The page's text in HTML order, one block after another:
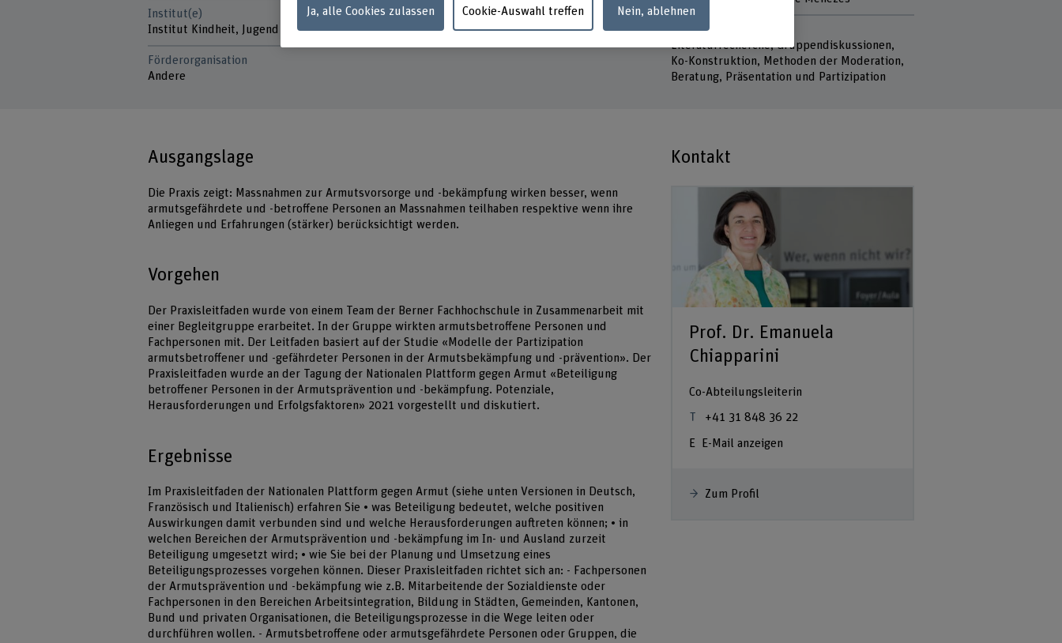
Institut(e)
Institut Kindheit, Jugend und Familie
Förderorganisation
Andere
Projektleitung
Prof. Dr. Emanuela Chiapparini
Schlüsselwörter
Literaturrecherche, Gruppendiskussionen,
Ko-Konstruktion, Methoden der Moderation,
Beratung, Präsentation und Partizipation
Ausgangslage
Die Praxis zeigt: Massnahmen zur Armutsvorsorge und -bekämpfung wirken besser, wenn
armutsgefährdete und -betroffene Personen an Massnahmen teilhaben respektive wenn ihre
Anliegen und Erfahrungen (stärker) berücksichtigt werden.
Vorgehen
Der Praxisleitfaden wurde von einem Team der Berner Fachhochschule in Zusammenarbeit mit
einer Begleitgruppe erarbeitet. In der Gruppe wirkten armutsbetroffene Personen und
Fachpersonen mit. Der Leitfaden basiert auf der Studie «Modelle der Partizipation
armutsbetroffener und -gefährdeter Personen in der Armutsbekämpfung und -prävention». Der
Praxisleitfaden wurde an der Tagung der Nationalen Plattform gegen Armut «Beteiligung
betroffener Personen in der Armutsprävention und -bekämpfung. Potenziale,
Herausforderungen und Erfolgsfaktoren» 2021 vorgestellt und diskutiert.
Ergebnisse
Im Praxisleitfaden der Nationalen Plattform gegen Armut (siehe unten Versionen in Deutsch,
Französisch und Italienisch) erfahren Sie • was Beteiligung bedeutet, welche positiven
Auswirkungen damit verbunden sind und welche Herausforderungen auftreten können; • in
welchen Bereichen der Armutsprävention und -bekämpfung im In- und Ausland zurzeit
Beteiligung umgesetzt wird; • wie Sie bei der Planung und Umsetzung eines
Beteiligungsprozesses vorgehen können. Dieser Praxisleitfaden richtet sich an: - Fachpersonen
der Armutsprävention und -bekämpfung wie z.B. Mitarbeitende der Sozialdienste oder
Fachpersonen in den Bereichen Arbeitsintegration, Bildung in Städten, Gemeinden, Kantonen,
Bund und privaten Organisationen, die Beteiligungsprozesse in die Wege leiten oder
durchführen wollen. - Armutsbetroffene oder armutsgefährdete Personen oder Gruppen, die
Kontakt
Prof. Dr. Emanuela
Chiapparini
Co-Abteilungsleiterin
+41 31 848 36 22
E-Mail anzeigen
Zum Profil
Ja, alle Cookies zulassen Cookie-Auswahl treffen Nein, ablehnen